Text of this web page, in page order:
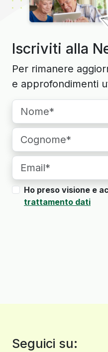
Iscriviti alla
Per rimanere
e approfondimenti
Ho preso visione e
trattamento dati
Seguici su: